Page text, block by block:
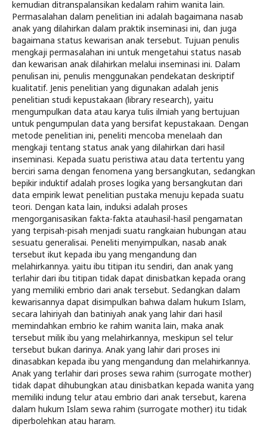
kemudian ditranspalansikan kedalam rahim wanita lain.
Permasalahan dalam penelitian ini adalah bagaimana nasab
anak yang dilahirkan dalam praktik inseminasi ini, dan juga
bagaimana status kewarisan anak tersebut. Tujuan penulis
mengkaji permasalahan ini untuk mengetahui status nasab
dan kewarisan anak dilahirkan melalui inseminasi ini. Dalam
penulisan ini, penulis menggunakan pendekatan deskriptif
kualitatif. Jenis penelitian yang digunakan adalah jenis
penelitian studi kepustakaan (library research), yaitu
mengumpulkan data atau karya tulis ilmiah yang bertujuan
untuk pengumpulan data yang bersifat kepustakaan. Dengan
metode penelitian ini, peneliti mencoba menelaah dan
mengkaji tentang status anak yang dilahirkan dari hasil
inseminasi. Kepada suatu peristiwa atau data tertentu yang
berciri sama dengan fenomena yang bersangkutan, sedangkan
bepikir induktif adalah proses logika yang bersangkutan dari
data empirik lewat penelitian pustaka menuju kepada suatu
teori. Dengan kata lain, induksi adalah proses
mengorganisasikan fakta-fakta atauhasil-hasil pengamatan
yang terpisah-pisah menjadi suatu rangkaian hubungan atau
sesuatu generalisai. Peneliti menyimpulkan, nasab anak
tersebut ikut kepada ibu yang mengandung dan
melahirkannya. yaitu ibu titipan itu sendiri, dan anak yang
terlahir dari ibu titipan tidak dapat dinisbatkan kepada orang
yang memiliki embrio dari anak tersebut. Sedangkan dalam
kewarisannya dapat disimpulkan bahwa dalam hukum Islam,
secara lahiriyah dan batiniyah anak yang lahir dari hasil
memindahkan embrio ke rahim wanita lain, maka anak
tersebut milik ibu yang melahirkannya, meskipun sel telur
tersebut bukan darinya. Anak yang lahir dari proses ini
dinasabkan kepada ibu yang mengandung dan melahirkannya.
Anak yang terlahir dari proses sewa rahim (surrogate mother)
tidak dapat dihubungkan atau dinisbatkan kepada wanita yang
memiliki indung telur atau embrio dari anak tersebut, karena
dalam hukum Islam sewa rahim (surrogate mother) itu tidak
diperbolehkan atau haram.